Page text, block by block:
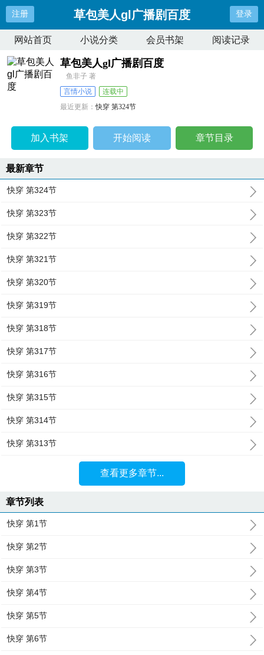
注册 草包美人gl广播剧百度 登录
网站首页 小说分类 会员书架 阅读记录
草包美人gl广播剧百度
鱼非子 著
言情小说
连载中
最近更新：快穿 第324节
加入书架 开始阅读 章节目录
最新章节
快穿 第324节
快穿 第323节
快穿 第322节
快穿 第321节
快穿 第320节
快穿 第319节
快穿 第318节
快穿 第317节
快穿 第316节
快穿 第315节
快穿 第314节
快穿 第313节
查看更多章节...
章节列表
快穿 第1节
快穿 第2节
快穿 第3节
快穿 第4节
快穿 第5节
快穿 第6节